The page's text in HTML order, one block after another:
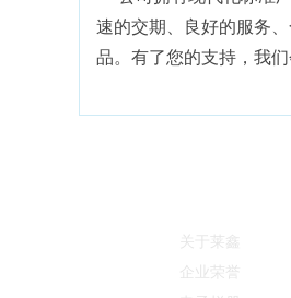
速的交期、良好的服务
品。有了您的支持，我们
关于莱鑫
企业荣誉